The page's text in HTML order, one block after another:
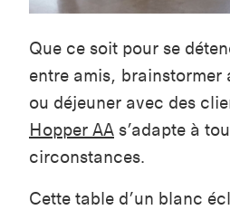
Que ce soit pour se
entre amis, brainstormer
ou déjeuner avec des
Hopper AA s’adapte à
circonstances.
Cette table d’un blanc